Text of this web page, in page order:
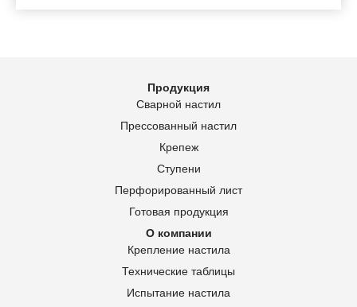
Продукция
Сварной настил
Прессованный настил
Крепеж
Ступени
Перфорированный лист
Готовая продукция
О компании
Крепление настила
Технические таблицы
Испытание настила